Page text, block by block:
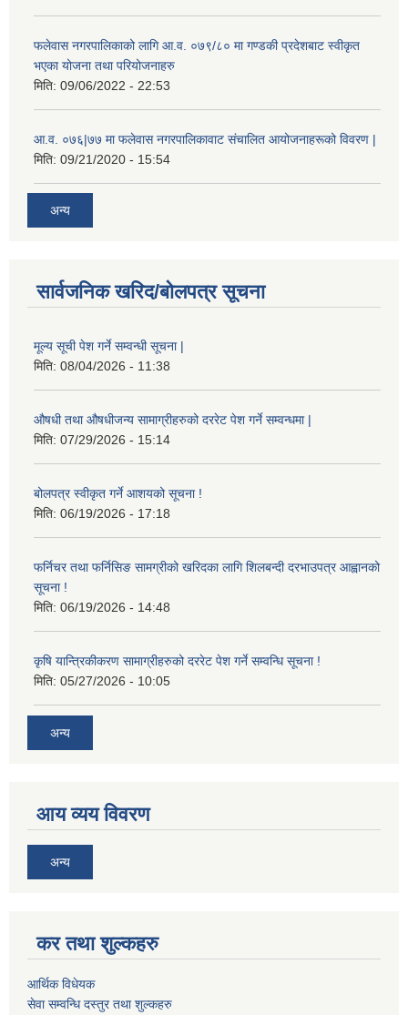
फलेवास नगरपालिकाको लागि आ.व. ०७९/८० मा गण्डकी प्रदेशबाट स्वीकृत
भएका योजना तथा परियोजनाहरु
मिति: 09/06/2022 - 22:53
आ.व. ०७६|७७ मा फलेवास नगरपालिकावाट संचालित आयोजनाहरूको विवरण |
मिति: 09/21/2020 - 15:54
अन्य
सार्वजनिक खरिद/बोलपत्र सूचना
मूल्य सूची पेश गर्ने सम्वन्धी सूचना |
मिति: 08/04/2026 - 11:38
औषधी तथा औषधीजन्य सामाग्रीहरुको दररेट पेश गर्ने सम्वन्धमा |
मिति: 07/29/2026 - 15:14
बोलपत्र स्वीकृत गर्ने आशयको सूचना !
मिति: 06/19/2026 - 17:18
फर्निचर तथा फर्निसिङ सामग्रीको खरिदका लागि शिलबन्दी दरभाउपत्र आह्वानको
सूचना !
मिति: 06/19/2026 - 14:48
कृषि यान्त्रिकीकरण सामाग्रीहरुको दररेट पेश गर्ने सम्वन्धि सूचना !
मिति: 05/27/2026 - 10:05
अन्य
आय व्यय विवरण
अन्य
कर तथा शुल्कहरु
आर्थिक विधेयक
सेवा सम्वन्धि दस्तुर तथा शुल्कहरु